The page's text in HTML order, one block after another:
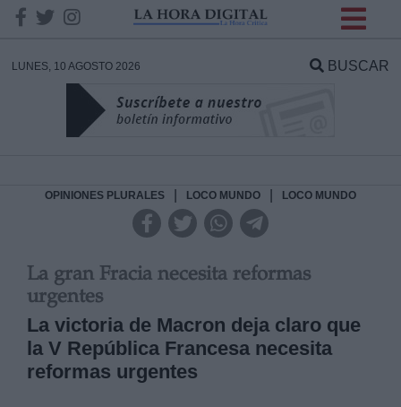
LUNES, 10 AGOSTO 2026 BUSCAR
OPINIONES PLURALES LOCO MUNDO LOCO MUNDO
La gran Fracia necesita reformas
urgentes
La victoria de Macron deja claro que
la V República Francesa necesita
reformas urgentes
DATOS
Responsable:
Legitimación:
Destinatarios: